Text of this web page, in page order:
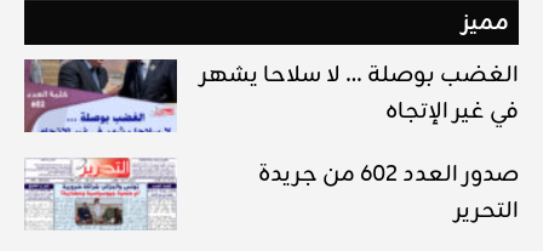
مميز
الغضب بوصلة … لا سلاحا يشهر
في غير الإتجاه
صدور العدد 602 من جريدة
التحرير